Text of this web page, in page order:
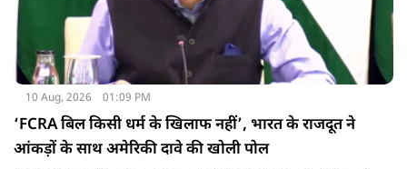
10 Aug, 2026 01:09 PM
‘FCRA बिल किसी धर्म के खिलाफ नहीं’, भारत के राजदूत ने
आंकड़ों के साथ अमेरिकी दावे की खोली पोल